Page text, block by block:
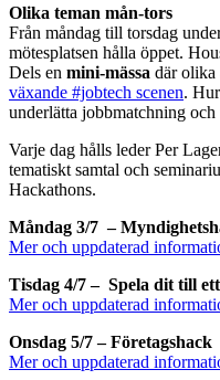
Olika teman mån-tors
Från måndag till torsdag
mötesplatsen hålla öppet.
Dels en mini-mässa där olika
växande #jobtech scenen.
underlätta jobbmatchning
Varje dag hålls leder Per
tematiskt samtal och
Hackathons.
Måndag 3/7 –
Mer och uppdaterad
Tisdag 4/7 – Spela dit till
Mer och uppdaterad
Onsdag 5/7 – Företagshack
Mer och uppdaterad